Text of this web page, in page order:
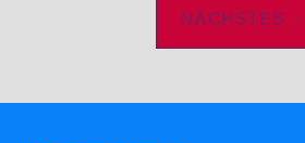
NÄCHSTES →